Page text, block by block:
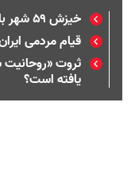
خیزش ۵۹ شهر با آتش زدن بیت خمینی و حوزه علمیه
قیام مردمی
ثروت
یافته است؟